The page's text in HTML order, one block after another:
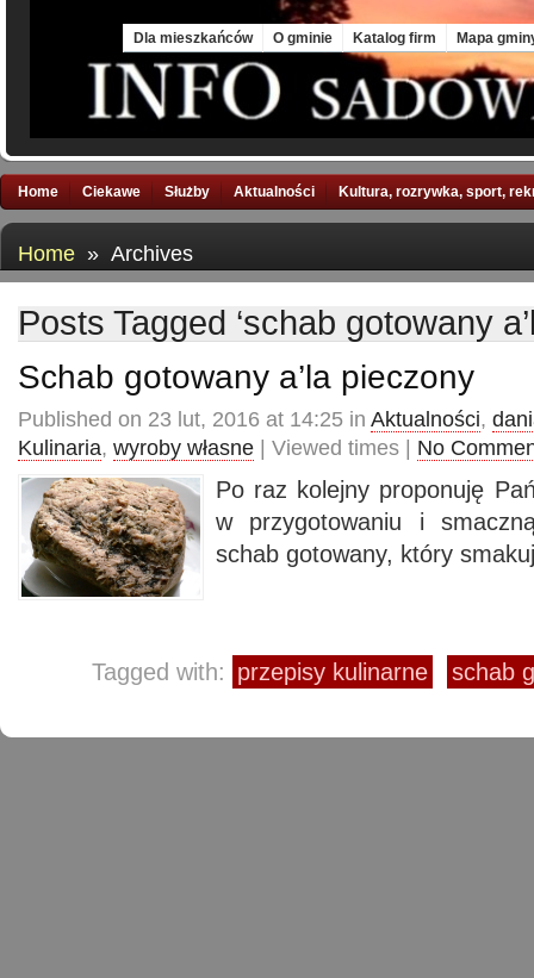
Dla mieszkańców O gminie Katalog firm Mapa
Home Ciekawe Służby Aktualności Kultura, rozrywka, sport,
Home » Archives
Posts Tagged ‘schab gotowany
Schab gotowany a’la pieczony
Published on 23 lut, 2016 at 14:25 in Aktualności,
Kulinaria, wyroby własne | Viewed times | No
Po raz kolejny proponuję
w przygotowaniu i
schab gotowany, który
Tagged with: przepisy kulinarne schab